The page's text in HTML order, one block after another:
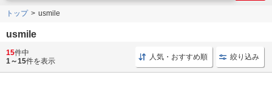
トップ usmile
usmile
歯ブラシ 電動 歯ブラシ オーラルケア 電動歯ブラシ
15件中
1～15件を表示 人気・おすすめ順 絞り込み